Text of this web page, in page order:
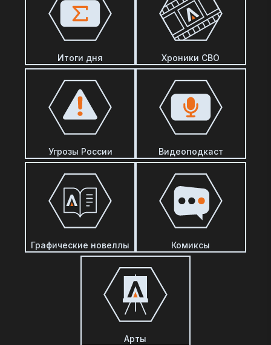
Итоги дня Хроники СВО
Угрозы России Видеоподкаст
Графические новеллы Комиксы
Арты